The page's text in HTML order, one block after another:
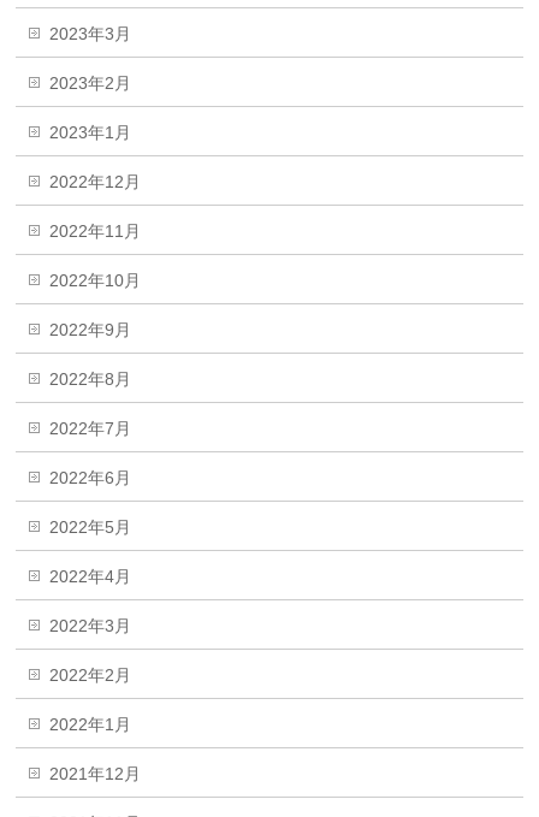
2023年3月
2023年2月
2023年1月
2022年12月
2022年11月
2022年10月
2022年9月
2022年8月
2022年7月
2022年6月
2022年5月
2022年4月
2022年3月
2022年2月
2022年1月
2021年12月